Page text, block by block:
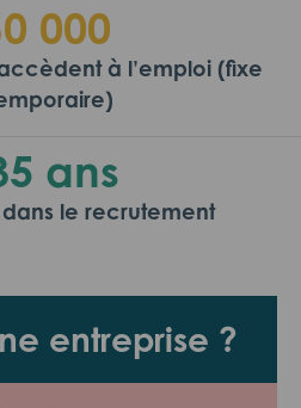
entreprise ?
000
à l’emploi (fixe
ans
le recrutement